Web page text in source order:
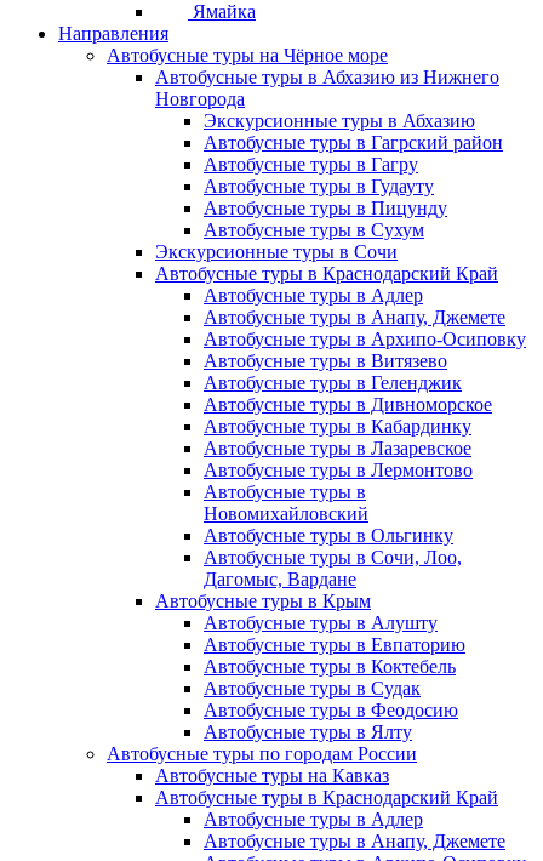
Ямайка
Направления
Автобусные туры на Чёрное море
Автобусные туры в Абхазию из Нижнего
Новгорода
Экскурсионные туры в Абхазию
Автобусные туры в Гагрский район
Автобусные туры в Гагру
Автобусные туры в Гудауту
Автобусные туры в Пицунду
Автобусные туры в Сухум
Экскурсионные туры в Сочи
Автобусные туры в Краснодарский Край
Автобусные туры в Адлер
Автобусные туры в Анапу, Джемете
Автобусные туры в Архипо-Осиповку
Автобусные туры в Витязево
Автобусные туры в Геленджик
Автобусные туры в Дивноморское
Автобусные туры в Кабардинку
Автобусные туры в Лазаревское
Автобусные туры в Лермонтово
Автобусные туры в
Новомихайловский
Автобусные туры в Ольгинку
Автобусные туры в Сочи, Лоо,
Дагомыс, Вардане
Автобусные туры в Крым
Автобусные туры в Алушту
Автобусные туры в Евпаторию
Автобусные туры в Коктебель
Автобусные туры в Судак
Автобусные туры в Феодосию
Автобусные туры в Ялту
Автобусные туры по городам России
Автобусные туры на Кавказ
Автобусные туры в Краснодарский Край
Автобусные туры в Адлер
Автобусные туры в Анапу, Джемете